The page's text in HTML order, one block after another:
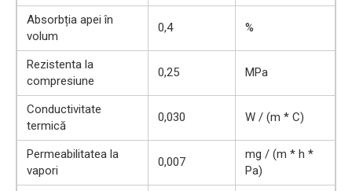
Absorbția apei în
volum
0,4 %
Rezistenta la
compresiune
0,25 MPa
Conductivitate
termică
0,030 W / (m * C)
Permeabilitatea la
vapori
0,007
mg / (m * h *
Pa)